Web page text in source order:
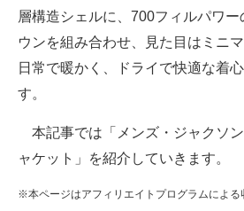
進化するPCとデバイスの未来
好きが集まる 比べて選べる
企業ITのトレンドを詳説
経営リーダーのコミュニティ
層構造シェルに、700フィルパワ
ウンを組み合わせ、見た目はミニ
日常で暖かく、ドライで快適な着
す。
本記事では「メンズ・ジャクソ
ャケット」を紹介していきます。
※本ページはアフィリエイトプログラムによる